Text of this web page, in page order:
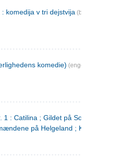
komedija v tri dejstvija (bulgarsk)
komedie) (engelsk)
: Catilina ; Gildet på Solhaug ; Fru
på Helgeland ;